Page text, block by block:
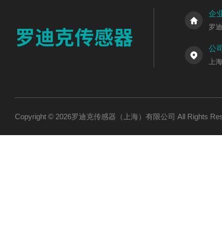
企
罗
公
上
Copyright © 2026罗迪克传感器（上海）有限公司 All Rights